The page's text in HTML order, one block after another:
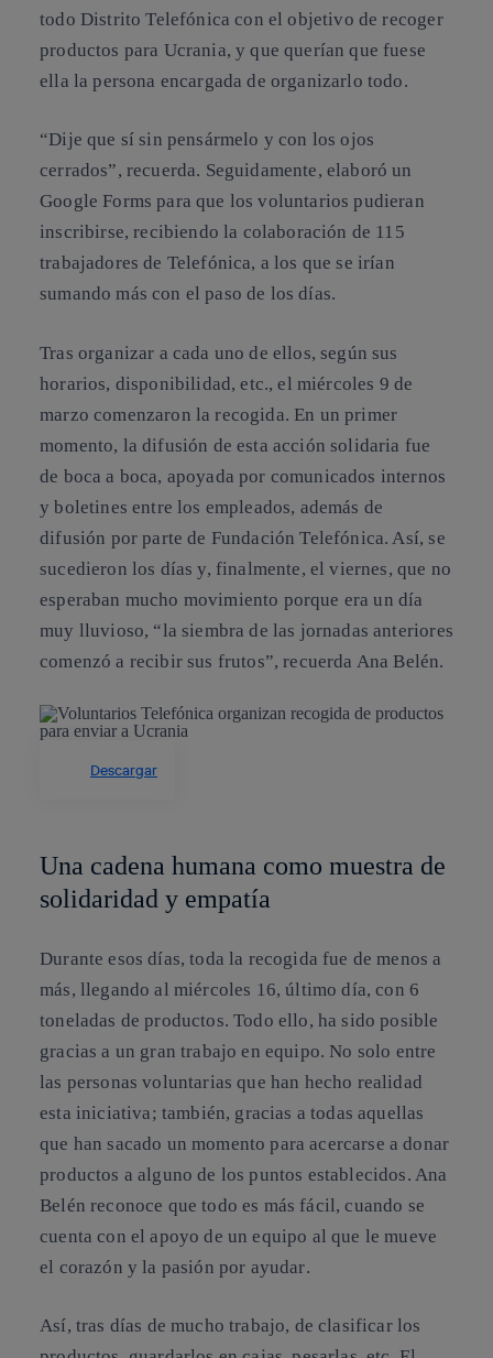
todo Distrito Telefónica con el objetivo de recoger
productos para Ucrania, y que querían que fuese
ella la persona encargada de organizarlo todo.
“Dije que sí sin pensármelo y con los ojos
cerrados”, recuerda. Seguidamente, elaboró un
Google Forms para que los voluntarios pudieran
inscribirse, recibiendo la colaboración de 115
trabajadores de Telefónica, a los que se irían
sumando más con el paso de los días.
Tras organizar a cada uno de ellos, según sus
horarios, disponibilidad, etc., el miércoles 9 de
marzo comenzaron la recogida. En un primer
momento, la difusión de esta acción solidaria fue
de boca a boca, apoyada por comunicados internos
y boletines entre los empleados, además de
difusión por parte de Fundación Telefónica. Así, se
sucedieron los días y, finalmente, el viernes, que no
esperaban mucho movimiento porque era un día
muy lluvioso, “la siembra de las jornadas anteriores
comenzó a recibir sus frutos”, recuerda Ana Belén.
Descargar
Una cadena humana como muestra de
solidaridad y empatía
Durante esos días, toda la recogida fue de menos a
más, llegando al miércoles 16, último día, con 6
toneladas de productos. Todo ello, ha sido posible
gracias a un gran trabajo en equipo. No solo entre
las personas voluntarias que han hecho realidad
esta iniciativa; también, gracias a todas aquellas
que han sacado un momento para acercarse a donar
productos a alguno de los puntos establecidos. Ana
Belén reconoce que todo es más fácil, cuando se
cuenta con el apoyo de un equipo al que le mueve
el corazón y la pasión por ayudar.
Así, tras días de mucho trabajo, de clasificar los